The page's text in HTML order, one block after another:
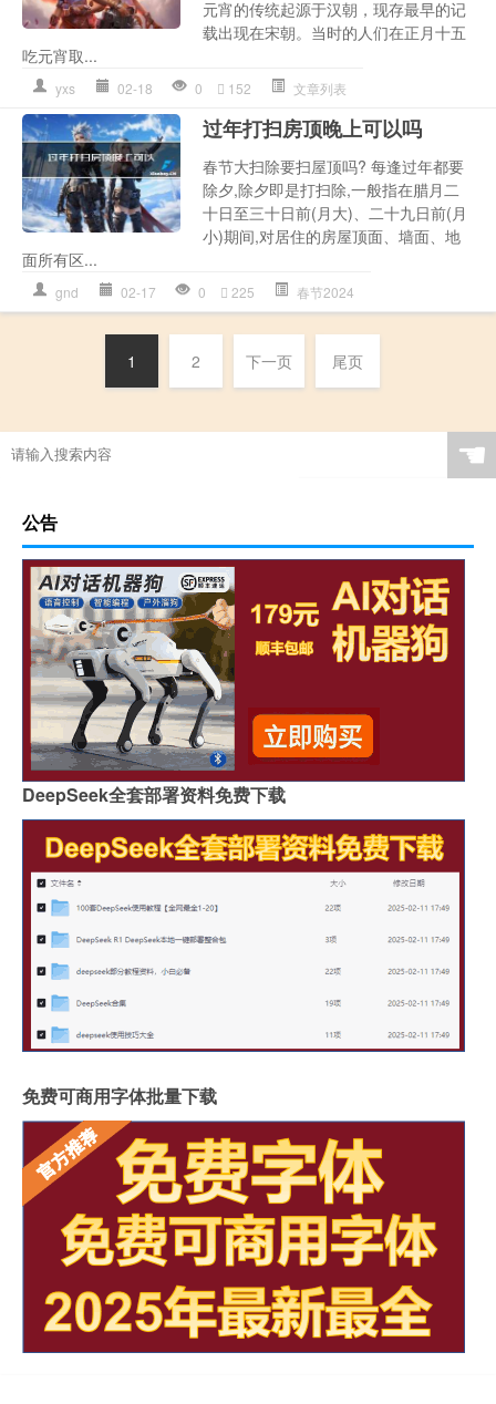
元宵的传统起源于汉朝，现存最早的记
载出现在宋朝。当时的人们在正月十五
吃元宵取...
yxs 02-18 0 152 文章列表
过年打扫房顶晚上可以吗
春节大扫除要扫屋顶吗? 每逢过年都要
除夕,除夕即是打扫除,一般指在腊月二
十日至三十日前(月大)、二十九日前(月
小)期间,对居住的房屋顶面、墙面、地
面所有区...
gnd 02-17 0 225 春节2024
1 2 下一页 尾页
☚
公告
DeepSeek全套部署资料免费下载
免费可商用字体批量下载